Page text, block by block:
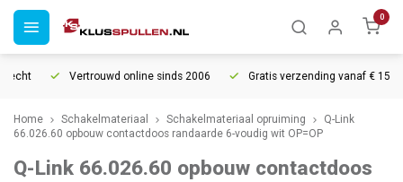
0
Vertrouwd online sinds 2006 Gratis verzending vanaf € 150
Home Schakelmateriaal Schakelmateriaal opruiming
Q-Link
66.026.60 opbouw contactdoos randaarde 6-voudig wit OP=OP
Q-Link 66.026.60 opbouw contactdoos